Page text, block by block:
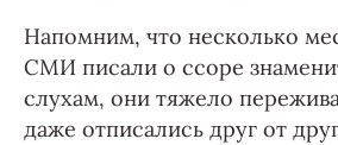
Напомним, что несколько
СМИ писали о ссоре
слухам, они тяжело
даже отписались друг от